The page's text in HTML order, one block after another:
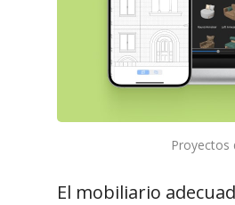
Proyectos
El mobiliario